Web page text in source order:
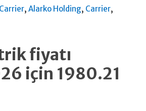
,Alarko Holding, Carrier,
fiyatı
için 1980.21